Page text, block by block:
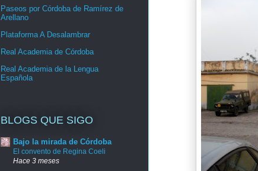
Paseos por Córdoba de Ramírez de
Arellano
Plataforma A Desalambrar
Real Academia de Córdoba
Real Academia de la Lengua
Española
BLOGS QUE SIGO
Bajo la mirada de Córdoba
El convento de Regina Coeli
Hace 3 meses